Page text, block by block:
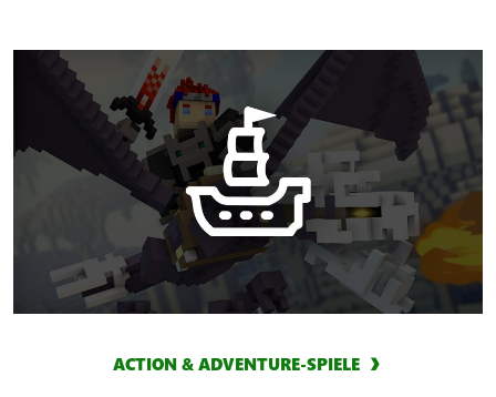
ACTION & ADVENTURE-SPIELE